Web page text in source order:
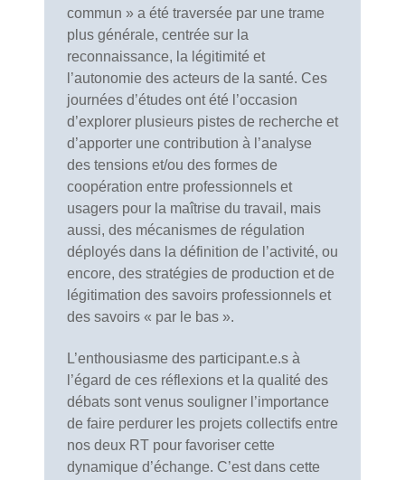
commun » a été traversée par une trame
plus générale, centrée sur la
reconnaissance, la légitimité et
l’autonomie des acteurs de la santé. Ces
journées d’études ont été l’occasion
d’explorer plusieurs pistes de recherche et
d’apporter une contribution à l’analyse
des tensions et/ou des formes de
coopération entre professionnels et
usagers pour la maîtrise du travail, mais
aussi, des mécanismes de régulation
déployés dans la définition de l’activité, ou
encore, des stratégies de production et de
légitimation des savoirs professionnels et
des savoirs « par le bas ».
L’enthousiasme des participant.e.s à
l’égard de ces réflexions et la qualité des
débats sont venus souligner l’importance
de faire perdurer les projets collectifs entre
nos deux RT pour favoriser cette
dynamique d’échange. C’est dans cette